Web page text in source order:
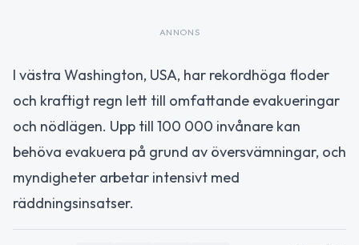
ANNONS
I västra Washington, USA, har rekordhöga floder
och kraftigt regn lett till omfattande evakueringar
och nödlägen. Upp till 100 000 invånare kan
behöva evakuera på grund av översvämningar, och
myndigheter arbetar intensivt med
räddningsinsatser.